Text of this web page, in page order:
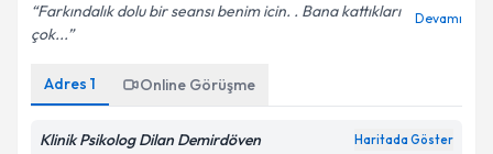
Farkındalık dolu bir seansı benim icin. . Bana kattıkları
çok...
Devamı
Adres 1 Online Görüşme
Klinik Psikolog Dilan Demirdöven Haritada Göster